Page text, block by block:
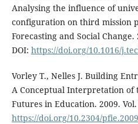
Analysing the influence of
configuration on third mission
Forecasting and Social Change.
DOI: https://doi.org/10.1016/
Vorley T., Nelles J. Building
A Conceptual Interpretation of
Futures in Education. 2009. Vol.
https://doi.org/10.2304/